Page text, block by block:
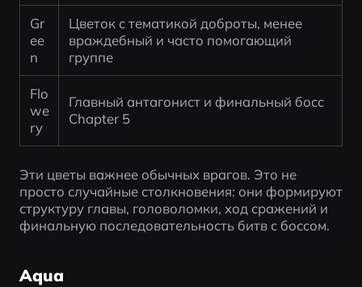
Gr
ee
n
Цветок с тематикой доброты, менее
враждебный и часто помогающий
группе
Flo
we
ry
Главный антагонист и финальный босс
Chapter 5
Эти цветы важнее обычных врагов. Это не
просто случайные столкновения: они формируют
структуру главы, головоломки, ход сражений и
финальную последовательность битв с боссом.
Aqua